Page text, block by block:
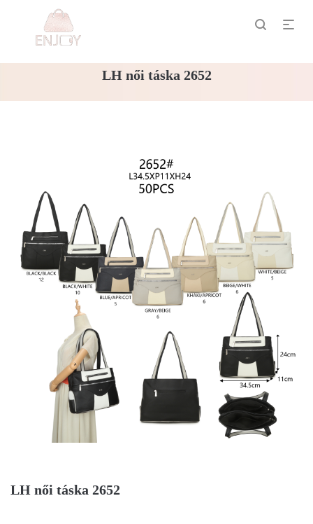
LH női táska 2652
LH női táska 2652